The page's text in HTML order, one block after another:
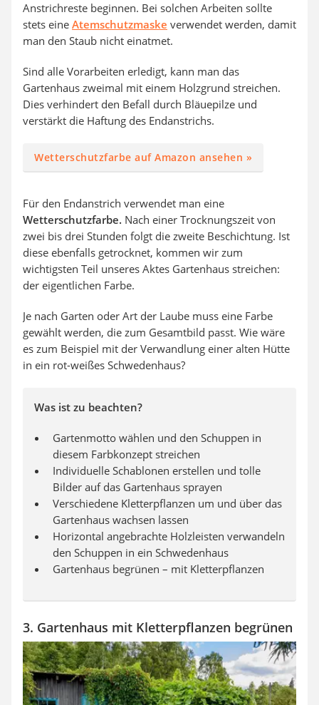
Anstrichreste beginnen. Bei solchen Arbeiten sollte
stets eine Atemschutzmaske verwendet werden, damit
man den Staub nicht einatmet.
Sind alle Vorarbeiten erledigt, kann man das
Gartenhaus zweimal mit einem Holzgrund streichen.
Dies verhindert den Befall durch Bläuepilze und
verstärkt die Haftung des Endanstrichs.
Wetterschutzfarbe auf Amazon ansehen »
Für den Endanstrich verwendet man eine
Wetterschutzfarbe. Nach einer Trocknungszeit von
zwei bis drei Stunden folgt die zweite Beschichtung. Ist
diese ebenfalls getrocknet, kommen wir zum
wichtigsten Teil unseres Aktes Gartenhaus streichen:
der eigentlichen Farbe.
Je nach Garten oder Art der Laube muss eine Farbe
gewählt werden, die zum Gesamtbild passt. Wie wäre
es zum Beispiel mit der Verwandlung einer alten Hütte
in ein rot-weißes Schwedenhaus?
Was ist zu beachten?
Gartenmotto wählen und den Schuppen in
diesem Farbkonzept streichen
Individuelle Schablonen erstellen und tolle
Bilder auf das Gartenhaus sprayen
Verschiedene Kletterpflanzen um und über das
Gartenhaus wachsen lassen
Horizontal angebrachte Holzleisten verwandeln
den Schuppen in ein Schwedenhaus
Gartenhaus begrünen – mit Kletterpflanzen
3. Gartenhaus mit Kletterpflanzen begrünen